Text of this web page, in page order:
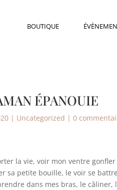
BOUTIQUE
ÉPANOUIE
| Uncategorized |0
la vie, voir mon ventre
sa petite bouille, le voir se
dans mes bras, le